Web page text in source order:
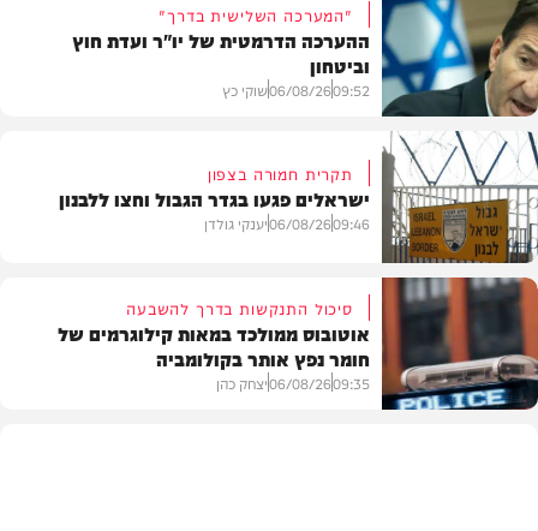
חדשות
"המערכה השלישית בדרך"
ההערכה הדרמטית של יו"ר ועדת חוץ
וביטחון
09:52
06/08/26שוקי כץ
חדשות
תקרית חמורה בצפון
ישראלים פגעו בגדר הגבול וחצו ללבנון
09:46
06/08/26יענקי גולדן
סיכול התנקשות בדרך להשבעה
אוטובוס ממולכד במאות קילוגרמים של
חומר נפץ אותר בקולומביה
09:35
06/08/26יצחק כהן